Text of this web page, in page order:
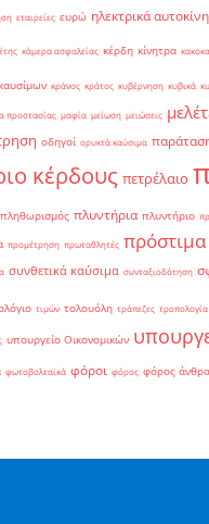
εταιρείες ευρώ ηλεκτρικά
κάμερα ασφαλείας κέρδη κίνητρα
κράνος κράτος κυβέρνηση κυβικά
προστασίας μαφία μείωση μειώσεις
οδηγοί ορυκτά καύσιμα
κέρδους πετρέλαιο
πληθωρισμός πλυντήρια πλυντήριο
προμέτρηση πρωταθλητές πρόστιμα
συνθετικά καύσιμα συνταξιοδότηση
τιμών τολουόλη τράπεζες τροπολογία
υπουργείο Οικονομικών
φωτοβολταϊκά φόροι φόρος φόρος